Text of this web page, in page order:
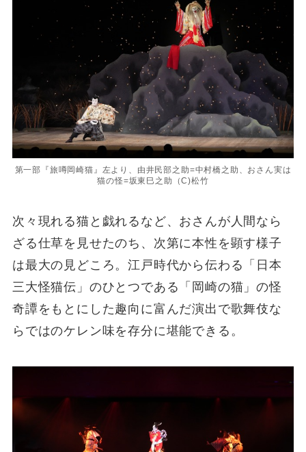
第一部『旅噂岡崎猫』左より、由井民部之助=中村橋之助、おさん実は
猫の怪=坂東巳之助（C)松竹
次々現れる猫と戯れるなど、おさんが人間なら
ざる仕草を見せたのち、次第に本性を顕す様子
は最大の見どころ。江戸時代から伝わる「日本
三大怪猫伝」のひとつである「岡崎の猫」の怪
奇譚をもとにした趣向に富んだ演出で歌舞伎な
らではのケレン味を存分に堪能できる。